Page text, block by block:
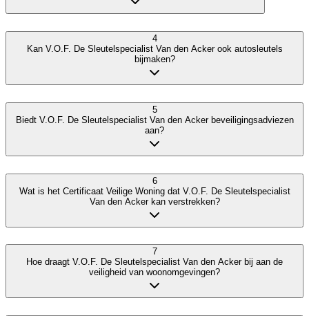
4
Kan V.O.F. De Sleutelspecialist Van den Acker ook autosleutels
bijmaken?
5
Biedt V.O.F. De Sleutelspecialist Van den Acker beveiligingsadviezen
aan?
6
Wat is het Certificaat Veilige Woning dat V.O.F. De Sleutelspecialist
Van den Acker kan verstrekken?
7
Hoe draagt V.O.F. De Sleutelspecialist Van den Acker bij aan de
veiligheid van woonomgevingen?